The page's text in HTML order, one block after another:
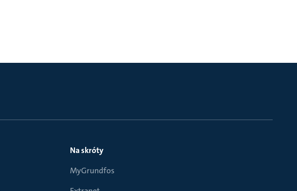
Na skróty
MyGrundfos